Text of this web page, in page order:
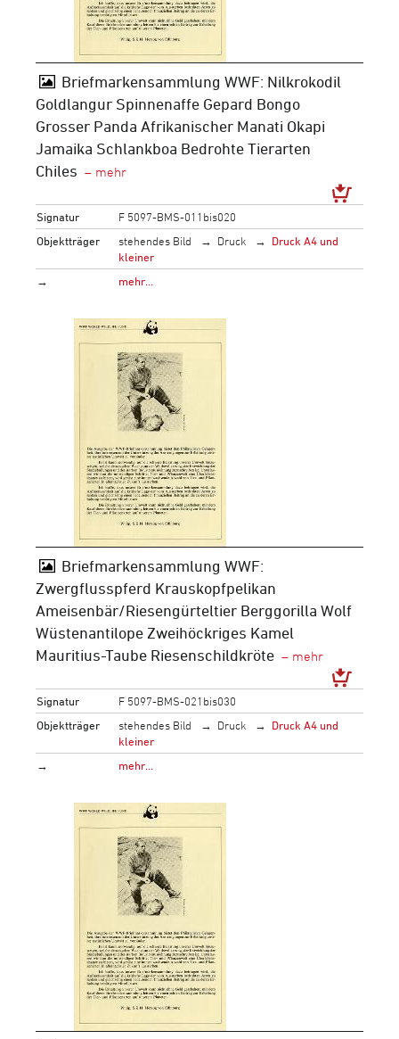
Briefmarkensammlung WWF: Nilkrokodil
Goldlangur Spinnenaffe Gepard Bongo
Grosser Panda Afrikanischer Manati Okapi
Jamaika Schlankboa Bedrohte Tierarten
Chiles
Signatur
F 5097-BMS-011bis020
Objektträger
stehendes Bild Druck
Druck A4 und
kleiner
→
mehr…
Briefmarkensammlung WWF:
Zwergflusspferd Krauskopfpelikan
Ameisenbär/Riesengürteltier Berggorilla Wolf
Wüstenantilope Zweihöckriges Kamel
Mauritius-Taube Riesenschildkröte
Signatur
F 5097-BMS-021bis030
Objektträger
stehendes Bild Druck
Druck A4 und
kleiner
→
mehr…